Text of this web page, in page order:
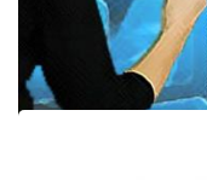
ปั้นครูแห่งอนาคต แน